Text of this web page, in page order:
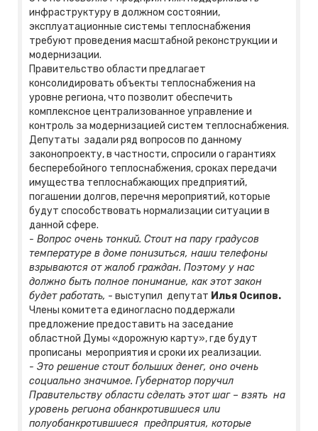
инфраструктуру в должном состоянии,
эксплуатационные системы теплоснабжения
требуют проведения масштабной реконструкции и
модернизации.
Правительство области предлагает
консолидировать объекты теплоснабжения на
уровне региона, что позволит обеспечить
комплексное централизованное управление и
контроль за модернизацией систем теплоснабжения.
Депутаты задали ряд вопросов по данному
законопроекту, в частности, спросили о гарантиях
бесперебойного теплоснабжения, сроках передачи
имущества теплоснабжающих предприятий,
погашении долгов, перечня мероприятий, которые
будут способствовать нормализации ситуации в
данной сфере.
- Вопрос очень тонкий. Стоит на пару градусов
температуре в доме понизиться, наши телефоны
взрываются от жалоб граждан. Поэтому у нас
должно быть полное понимание, как этот закон
будет работать, - выступил депутат Илья Осипов.
Члены комитета единогласно поддержали
предложение предоставить на заседание
областной Думы «дорожную карту», где будут
прописаны мероприятия и сроки их реализации.
- Это решение стоит больших денег, оно очень
социально значимое. Губернатор поручил
Правительству области сделать этот шаг – взять на
уровень региона обанкротившиеся или
полуобанкротившиеся предприятия, которые